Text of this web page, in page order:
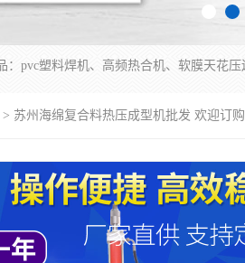
> 苏州海绵复合料热压成型机批发 欢迎订购